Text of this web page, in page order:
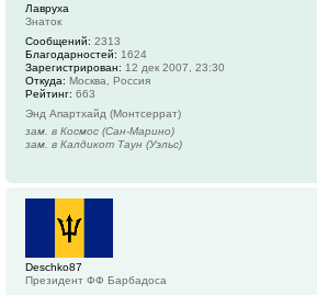
Лавруха
Знаток
Сообщений: 2313
Благодарностей: 1624
Зарегистрирован: 12 дек 2007, 23:30
Откуда: Москва, Россия
Рейтинг: 663
Энд Апартхайд (Монтсеррат)
зам. в Космос (Сан-Марино)
зам. в Калдикот Таун (Уэльс)
Deschko87
Президент ФФ Барбадоса